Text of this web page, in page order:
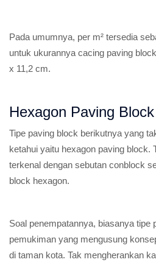
Pada umumnya, per m² tersedia
untuk ukurannya cacing paving
x 11,2 cm.
Hexagon Paving
Tipe paving block berikutnya yang
ketahui yaitu hexagon paving block.
terkenal dengan sebutan conblock
block hexagon.
Soal penempatannya, biasanya tipe
pemukiman yang mengusung
di taman kota. Tak mengherankan